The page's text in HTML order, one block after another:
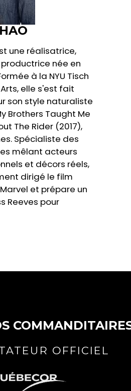
une réalisatrice,
née en
à la NYU Tisch
elle s'est fait
son style naturaliste
Brothers Taught Me
The Rider (2017),
Spécialiste des
mêlant acteurs
et décors réels,
dirigé le film
et prépare un
Reeves pour
OFFICIEL